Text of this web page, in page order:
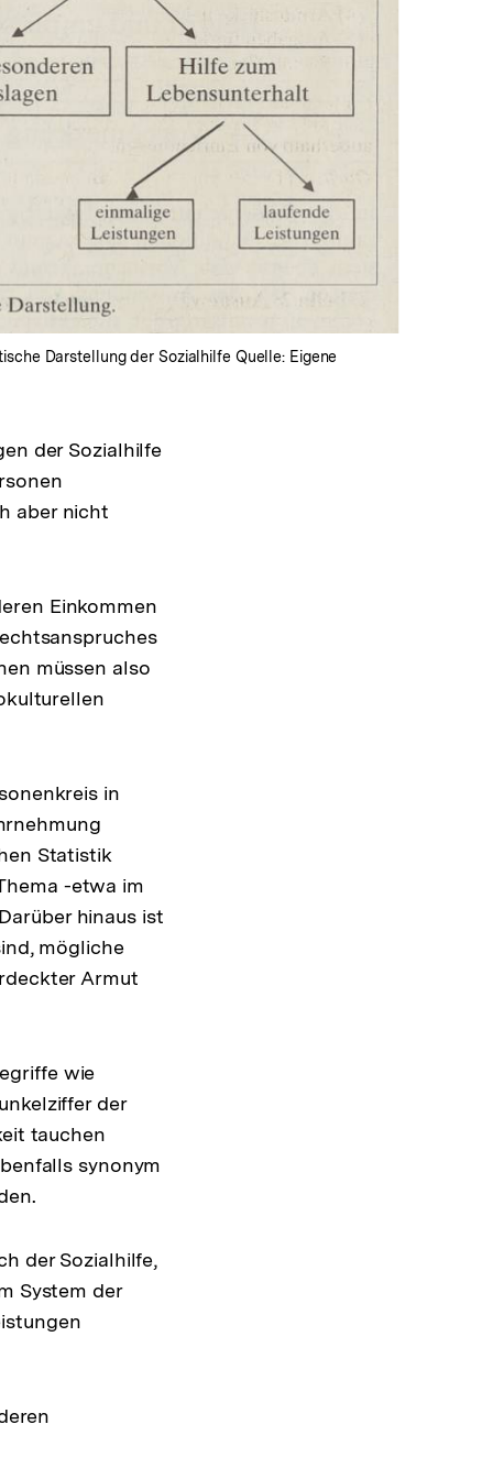
In
Lightbox
Darstellung der Sozialhilfe Quelle: Eigene
der Sozialhilfe
aber nicht
Einkommen
müssen also
in
Statistik
-etwa im
hinaus ist
mögliche
Armut
wie
der
tauchen
synonym
der Sozialhilfe,
System der